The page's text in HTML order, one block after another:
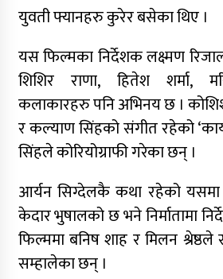
युवती फ्यानहरु कुरेर बसेका थिए ।
यस फिल्मका निर्देशक लक्ष्मण
शिशिर राणा, हितेश शर्मा,
कलाकारहरु पनि अभिनय छ । कोशिश
र कल्याण सिंहको संगीत रहेको
सिंहले कोरियोग्राफी गरेका छन् ।
आर्यन सिग्देलकै कथा रहेको यसमा
केदार भुषालको छ भने निर्मातामा
फिल्ममा बनिष शाह र मिलन श्रेष्ठले
सम्हालेका छन् ।